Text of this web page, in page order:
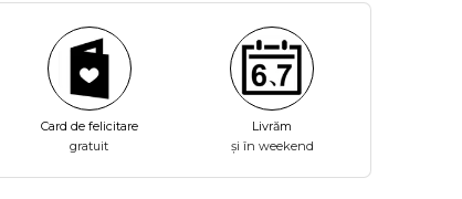
Card de felicitare
gratuit
Livrăm
și în weekend